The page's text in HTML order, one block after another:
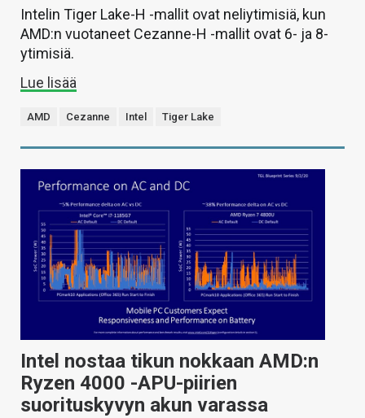
Intelin Tiger Lake-H -mallit ovat neliytimisiä, kun
AMD:n vuotaneet Cezanne-H -mallit ovat 6- ja 8-
ytimisiä.
Lue lisää
AMD Cezanne Intel Tiger Lake
Intel nostaa tikun nokkaan AMD:n
Ryzen 4000 -APU-piirien
suorituskyvyn akun varassa